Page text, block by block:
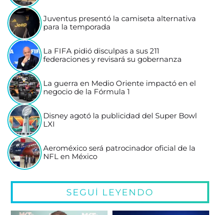
Juventus presentó la camiseta alternativa
para la temporada
La FIFA pidió disculpas a sus 211
federaciones y revisará su gobernanza
La guerra en Medio Oriente impactó en el
negocio de la Fórmula 1
Disney agotó la publicidad del Super Bowl
LXI
Aeroméxico será patrocinador oficial de la
NFL en México
SEGUÍ LEYENDO